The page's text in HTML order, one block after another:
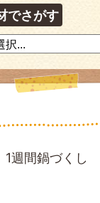
でさがす
1週間鍋づくし